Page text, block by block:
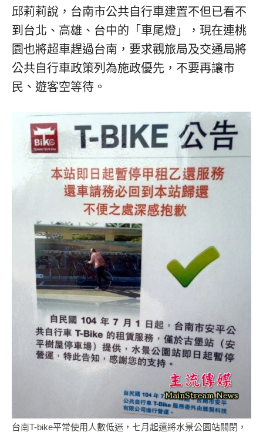
邱莉莉說，台南市公共自行車建置不但已看不
到台北、高雄、台中的「車尾燈」，現在連桃
園也將超車趕過台南，要求觀旅局及交通局將
公共自行車政策列為施政優先，不要再讓市
民、遊客空等待。
台南T-bike平常使用人數低迷，七月起還將水景公園站關閉，